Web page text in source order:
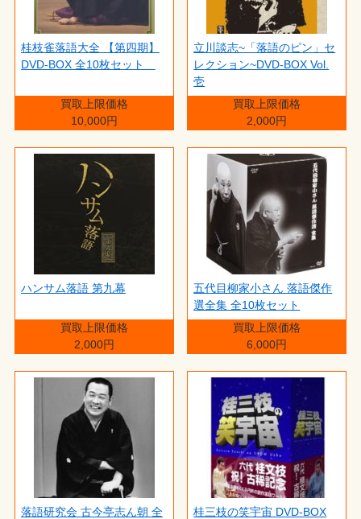
桂枝雀落語大全 【第四期】
DVD-BOX 全10枚セット
買取上限価格
10,000円
立川談志~「落語のピン」セ
レクション~DVD-BOX Vol.
壱
買取上限価格
2,000円
ハンサム落語 第九幕
買取上限価格
2,000円
五代目柳家小さん 落語傑作
選全集 全10枚セット
買取上限価格
6,000円
落語研究会 古今亭志ん朝 全
桂三枝の笑宇宙 DVD-BOX